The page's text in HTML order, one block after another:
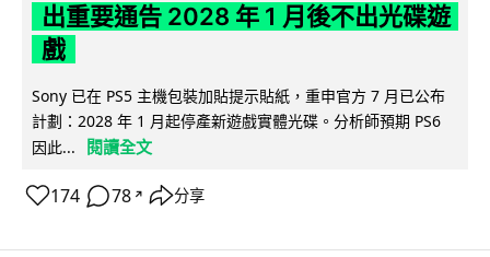
出重要通告 2028 年 1 月後不出光碟遊
戲
Sony 已在 PS5 主機包裝加貼提示貼紙，重申官方 7 月已公布
計劃：2028 年 1 月起停產新遊戲實體光碟。分析師預期 PS6
因此...
閱讀全文
174 78 ↗ 分享